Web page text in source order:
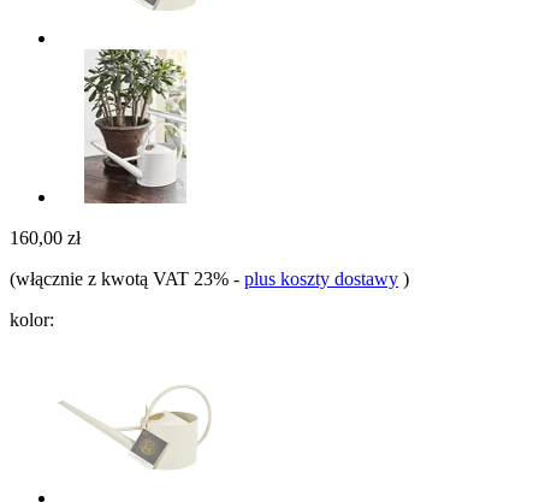
160,00 zł
(włącznie z kwotą VAT 23% - plus koszty dostawy )
kolor: